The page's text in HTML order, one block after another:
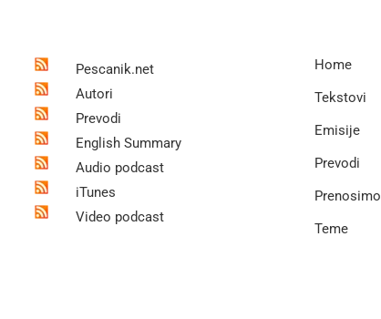
Pescanik.net
Autori
Prevodi
English Summary
Audio podcast
iTunes
Video podcast
Home
Tekstovi
Emisije
Prevodi
Prenosimo
Teme